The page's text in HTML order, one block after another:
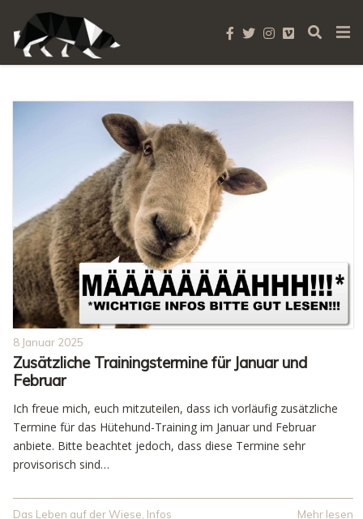
Infos
8 Januar 2025
Zusätzliche Trainingstermine für Januar und
Februar
Ich freue mich, euch mitzuteilen, dass ich vorläufig zusätzliche
Termine für das Hütehund-Training im Januar und Februar
anbiete. Bitte beachtet jedoch, dass diese Termine sehr
provisorisch sind…
Das Leben auf der Wiese, Infos Mehr lesen